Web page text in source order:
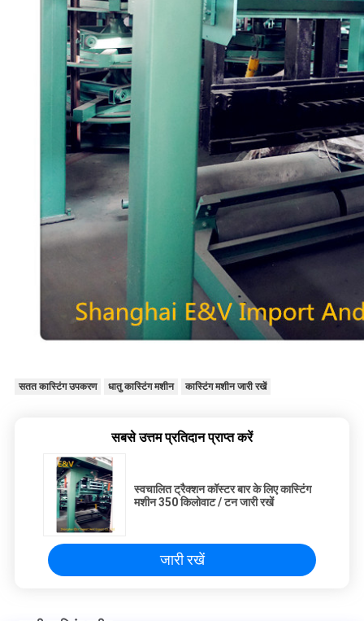
सतत कास्टिंग उपकरण धातु कास्टिंग मशीन कास्टिंग मशीन जारी रखें
सबसे उत्तम प्रतिदान प्राप्त करें
स्वचालित ट्रैक्शन कॉस्टर बार के लिए कास्टिंग
मशीन 350 किलोवाट / टन जारी रखें
जारी रखें